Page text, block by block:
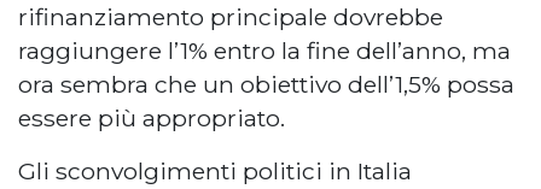
rifinanziamento principale dovrebbe
raggiungere l’1% entro la fine dell’anno, ma
ora sembra che un obiettivo dell’1,5% possa
essere più appropriato.
Gli sconvolgimenti politici in Italia